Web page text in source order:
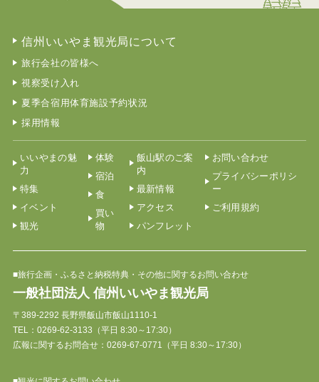
信州いいやま観光局について
旅行会社の皆様へ
視察受け入れ
夏季合宿用体育施設予約状況
採用情報
いいやまの魅
力
特集
イベント
観光
体験
宿泊
食
買い
物
飯山駅のご案
内
最新情報
アクセス
パンフレット
お問い合わせ
プライバシーポリシ
ー
ご利用規約
■旅行企画・ふるさと納税特典・その他に関するお問い合わせ
一般社団法人 信州いいやま観光局
〒389-2292 長野県飯山市飯山1110-1
TEL： 0269-62-3133 （平日 8:30～17:30）
広報に関するお問合せ：0269-67-0771（平日 8:30～17:30）